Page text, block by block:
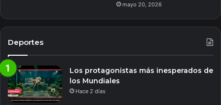
mayo 20, 2026
Deportes
Los protagonistas más inesperados de
los Mundiales
Hace 2 días